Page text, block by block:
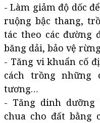
- Làm giảm độ dốc
ruộng bậc thang,
tác theo các đường
băng dải, bảo vệ
- Tăng vi khuẩn cố
cách trồng những
tương…
- Tăng dinh
chua cho đất bằng